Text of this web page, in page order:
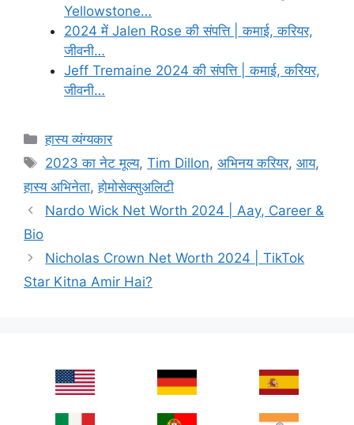
Yellowstone…
2024 में Jalen Rose की संपत्ति | कमाई, करियर,
जीवनी…
Jeff Tremaine 2024 की संपत्ति | कमाई, करियर,
जीवनी…
Categories
हास्य व्यंग्यकार
Tags
2023 का नेट मूल्य,Tim Dillon,अभिनय करियर,आय,
हास्य अभिनेता,होमोसेक्सुअलिटी
Nardo Wick Net Worth 2024 | Aay, Career &
Bio
Nicholas Crown Net Worth 2024 | TikTok
Star Kitna Amir Hai?